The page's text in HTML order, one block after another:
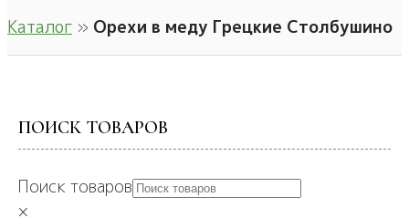
Каталог » Орехи в меду Грецкие Столбушино
ПОИСК ТОВАРОВ
Поиск товаров
×